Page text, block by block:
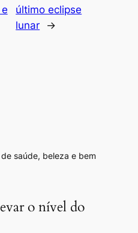
último eclipse
lunar
→
saúde, beleza e bem
o nível do